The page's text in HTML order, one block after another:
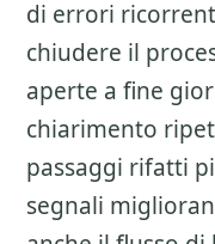
di errori
chiudere il
aperte a fine
chiarimento
passaggi rifatti
segnali